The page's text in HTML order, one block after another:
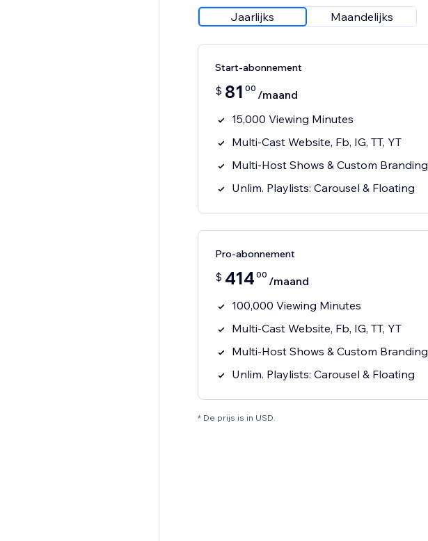
Jaarlijks Maandelijks
Start-abonnement
$ 81 00 /maand
15,000 Viewing Minutes
Multi-Cast Website, Fb, IG, TT, YT
Multi-Host Shows & Custom Branding
Unlim. Playlists: Carousel & Floating
Pro-abonnement
$ 414 00 /maand
100,000 Viewing Minutes
Multi-Cast Website, Fb, IG, TT, YT
Multi-Host Shows & Custom Branding
Unlim. Playlists: Carousel & Floating
* De prijs is in USD.